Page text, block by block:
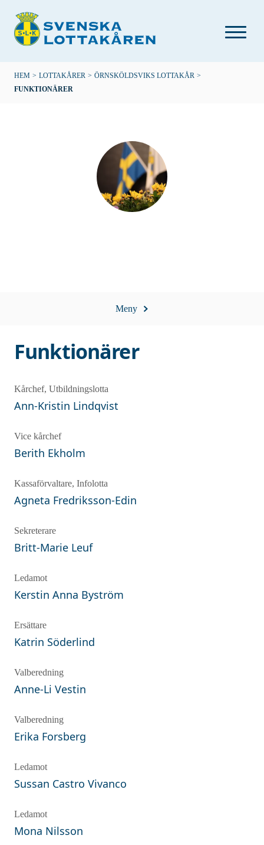
huvudinnehåll
Länkstig
HEM > LOTTAKÅRER > ÖRNSKÖLDSVIKS LOTTAKÅR >
FUNKTIONÄRER
Meny
Funktionärer
Kårchef, Utbildningslotta
Ann-Kristin Lindqvist
Vice kårchef
Berith Ekholm
Kassaförvaltare, Infolotta
Agneta Fredriksson-Edin
Sekreterare
Britt-Marie Leuf
Ledamot
Kerstin Anna Byström
Ersättare
Katrin Söderlind
Valberedning
Anne-Li Vestin
Valberedning
Erika Forsberg
Ledamot
Sussan Castro Vivanco
Ledamot
Mona Nilsson